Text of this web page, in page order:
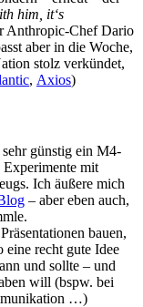
him, it‘s
Anthropic-Chef Dario
aber in die Woche,
stolz verkündet,
, Axios)
günstig ein M4-
mit
Ich äußere mich
– aber eben auch,
bauen,
recht gute Idee
und sollte – und
will (bspw. bei
…)